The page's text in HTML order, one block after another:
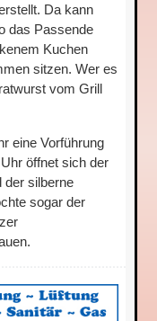
Da kann
das Passende
Kuchen
sitzen. Wer es
vom Grill
eine Vorführung
öffnet sich der
der silberne
sogar der